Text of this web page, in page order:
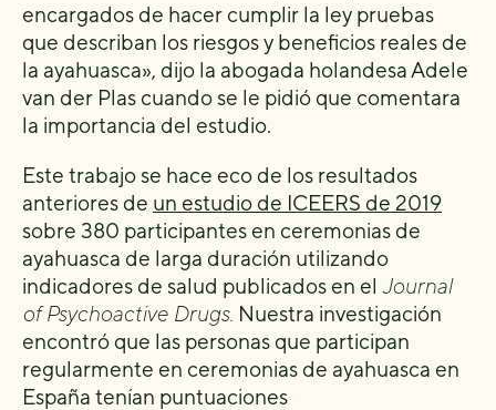
encargados de hacer cumplir la ley pruebas
que describan los riesgos y beneficios reales de
la ayahuasca», dijo la abogada holandesa Adele
van der Plas cuando se le pidió que comentara
la importancia del estudio.
Este trabajo se hace eco de los resultados
anteriores de un estudio de ICEERS de 2019
sobre 380 participantes en ceremonias de
ayahuasca de larga duración utilizando
indicadores de salud publicados en el Journal
of Psychoactive Drugs. Nuestra investigación
encontró que las personas que participan
regularmente en ceremonias de ayahuasca en
España tenían puntuaciones